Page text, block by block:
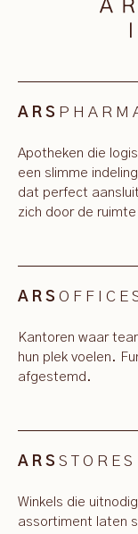
ARS
Apotheken die
een slimme
dat perfect
zich door de
ARS
Kantoren waar
hun plek voelen.
afgestemd.
ARS STORES
Winkels die
assortiment laten